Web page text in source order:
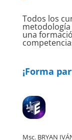
Todos los
una
¡Forma
Msc. BRYAN